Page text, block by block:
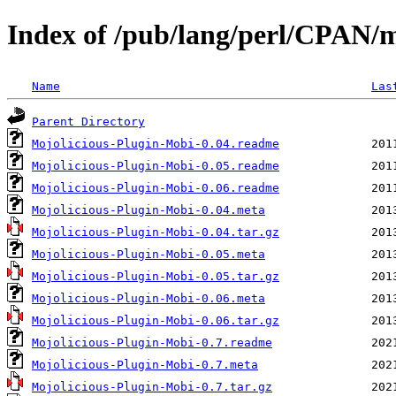
Index of /pub/lang/perl/CPAN/
Name
Parent Directory
Mojolicious-Plugin-Mobi-0.04.readme
Mojolicious-Plugin-Mobi-0.05.readme
Mojolicious-Plugin-Mobi-0.06.readme
Mojolicious-Plugin-Mobi-0.04.meta
Mojolicious-Plugin-Mobi-0.04.tar.gz
Mojolicious-Plugin-Mobi-0.05.meta
Mojolicious-Plugin-Mobi-0.05.tar.gz
Mojolicious-Plugin-Mobi-0.06.meta
Mojolicious-Plugin-Mobi-0.06.tar.gz
Mojolicious-Plugin-Mobi-0.7.readme
Mojolicious-Plugin-Mobi-0.7.meta
Mojolicious-Plugin-Mobi-0.7.tar.gz